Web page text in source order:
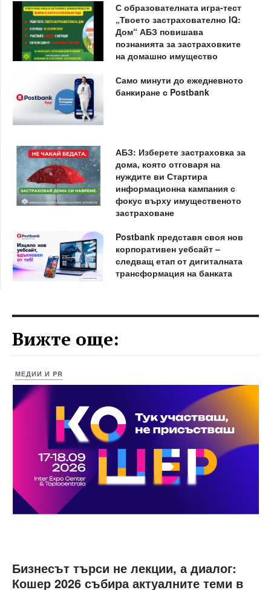
С образователната игра-тест
„Твоето застрахователно IQ:
Дом“ АБЗ повишава
познанията за застраховките
на домашно имущество
Само минути до ежедневното
банкиране с Postbank
АБЗ: Изберете застраховка за
дома, която отговаря на
нуждите ви Стартира
информационна кампания с
фокус върху имущественото
застраховане
Postbank представя своя нов
корпоративен уебсайт –
следващ етап от дигиталната
трансформация на банката
Вижте още:
МЕДИИ И PR
Бизнесът търси не лекции, а диалог:
Кошер 2026 събира актуалните теми в